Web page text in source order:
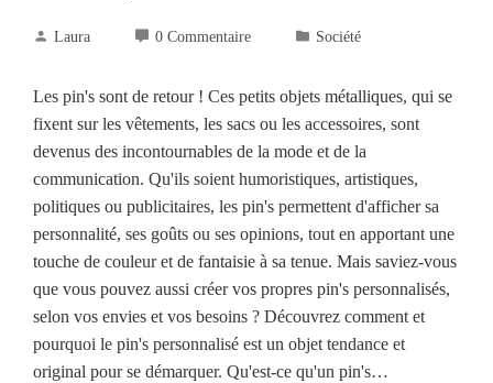
Laura 0 Commentaire Société
Les pin's sont de retour ! Ces petits objets métalliques, qui se
fixent sur les vêtements, les sacs ou les accessoires, sont
devenus des incontournables de la mode et de la
communication. Qu'ils soient humoristiques, artistiques,
politiques ou publicitaires, les pin's permettent d'afficher sa
personnalité, ses goûts ou ses opinions, tout en apportant une
touche de couleur et de fantaisie à sa tenue. Mais saviez-vous
que vous pouvez aussi créer vos propres pin's personnalisés,
selon vos envies et vos besoins ? Découvrez comment et
pourquoi le pin's personnalisé est un objet tendance et
original pour se démarquer. Qu'est-ce qu'un pin's…